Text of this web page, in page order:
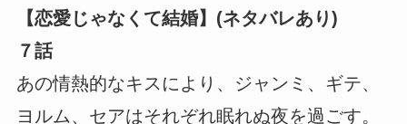
【恋愛じゃなくて結婚】(ネタバレあり)
７話
あの情熱的なキスにより、ジャンミ、ギテ、
ヨルム、セアはそれぞれ眠れぬ夜を過ごす。